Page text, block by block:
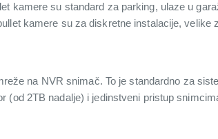
kamere su standard za parking, ulaze u
kamere su za diskretne instalacije, velike
na NVR snimač. To je standardno za
(od 2TB nadalje) i jedinstveni pristup